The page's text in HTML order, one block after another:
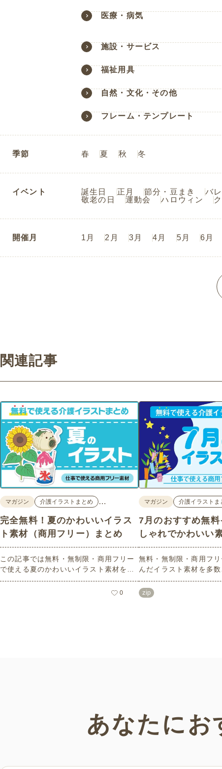
医療・病気
施設・サービス
福祉用具
自然・文化・その他
フレーム・テンプレート
季節 春 夏 秋 冬
イベント 誕生日 正月 節分・豆まき バ
敬老の日
運動会 ハロウィン
開催月 1月 2月 3月 4月 5月 6月
関連記事
マガジン 介護イラストまとめ …
完全無料！夏のかわいいイラス
ト素材（商用フリー）まとめ
この記事では無料・無制限・商用フリー
で使える夏のかわいいイラスト素材を多
数ご紹介いたします。夏の花であるひま
わりや朝顔、夏祭り、花火、七夕など夏
0
マガジン 介護イラストま
7月のおすすめ無
しゃれでかわいい
無料・無制限・商用フ
んだイラスト素材を多数
どれも印刷に適した解
なしで自由に使える素材
もご利用いただけます
zip
あなたにお